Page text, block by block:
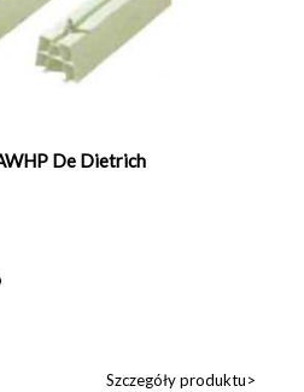
De Dietrich
Szczegóły produktu>